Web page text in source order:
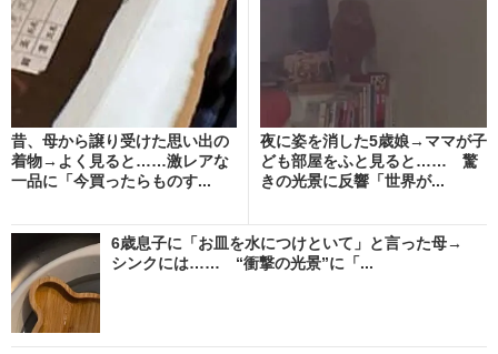
昔、母から譲り受けた思い出の
着物→よく見ると……激レアな
一品に「今買ったらものす...
夜に姿を消した5歳娘→ママが子
ども部屋をふと見ると…… 驚
きの光景に反響「世界が...
6歳息子に「お皿を水につけといて」と言った母→
シンクには…… “衝撃の光景”に「...